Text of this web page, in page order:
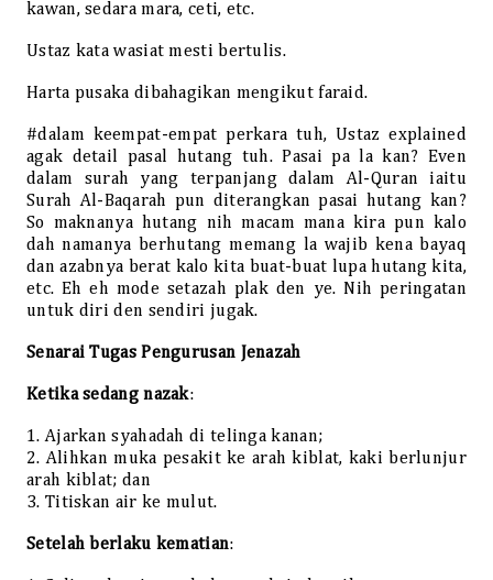
kawan, sedara mara, ceti, etc.
Ustaz kata wasiat mesti bertulis.
Harta pusaka dibahagikan mengikut faraid.
#dalam keempat-empat perkara tuh, Ustaz explained
agak detail pasal hutang tuh. Pasai pa la kan? Even
dalam surah yang terpanjang dalam Al-Quran iaitu
Surah Al-Baqarah pun diterangkan pasai hutang kan?
So maknanya hutang nih macam mana kira pun kalo
dah namanya berhutang memang la wajib kena bayaq
dan azabnya berat kalo kita buat-buat lupa hutang kita,
etc. Eh eh mode setazah plak den ye. Nih peringatan
untuk diri den sendiri jugak.
Senarai Tugas Pengurusan Jenazah
Ketika sedang nazak:
1. Ajarkan syahadah di telinga kanan;
2. Alihkan muka pesakit ke arah kiblat, kaki berlunjur
arah kiblat; dan
3. Titiskan air ke mulut.
Setelah berlaku kematian: